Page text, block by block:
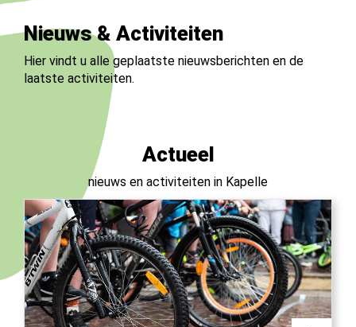
Nieuws & Activiteiten
Hier vindt u alle geplaatste nieuwsberichten en de
laatste activiteiten.
Actueel
nieuws en activiteiten in Kapelle